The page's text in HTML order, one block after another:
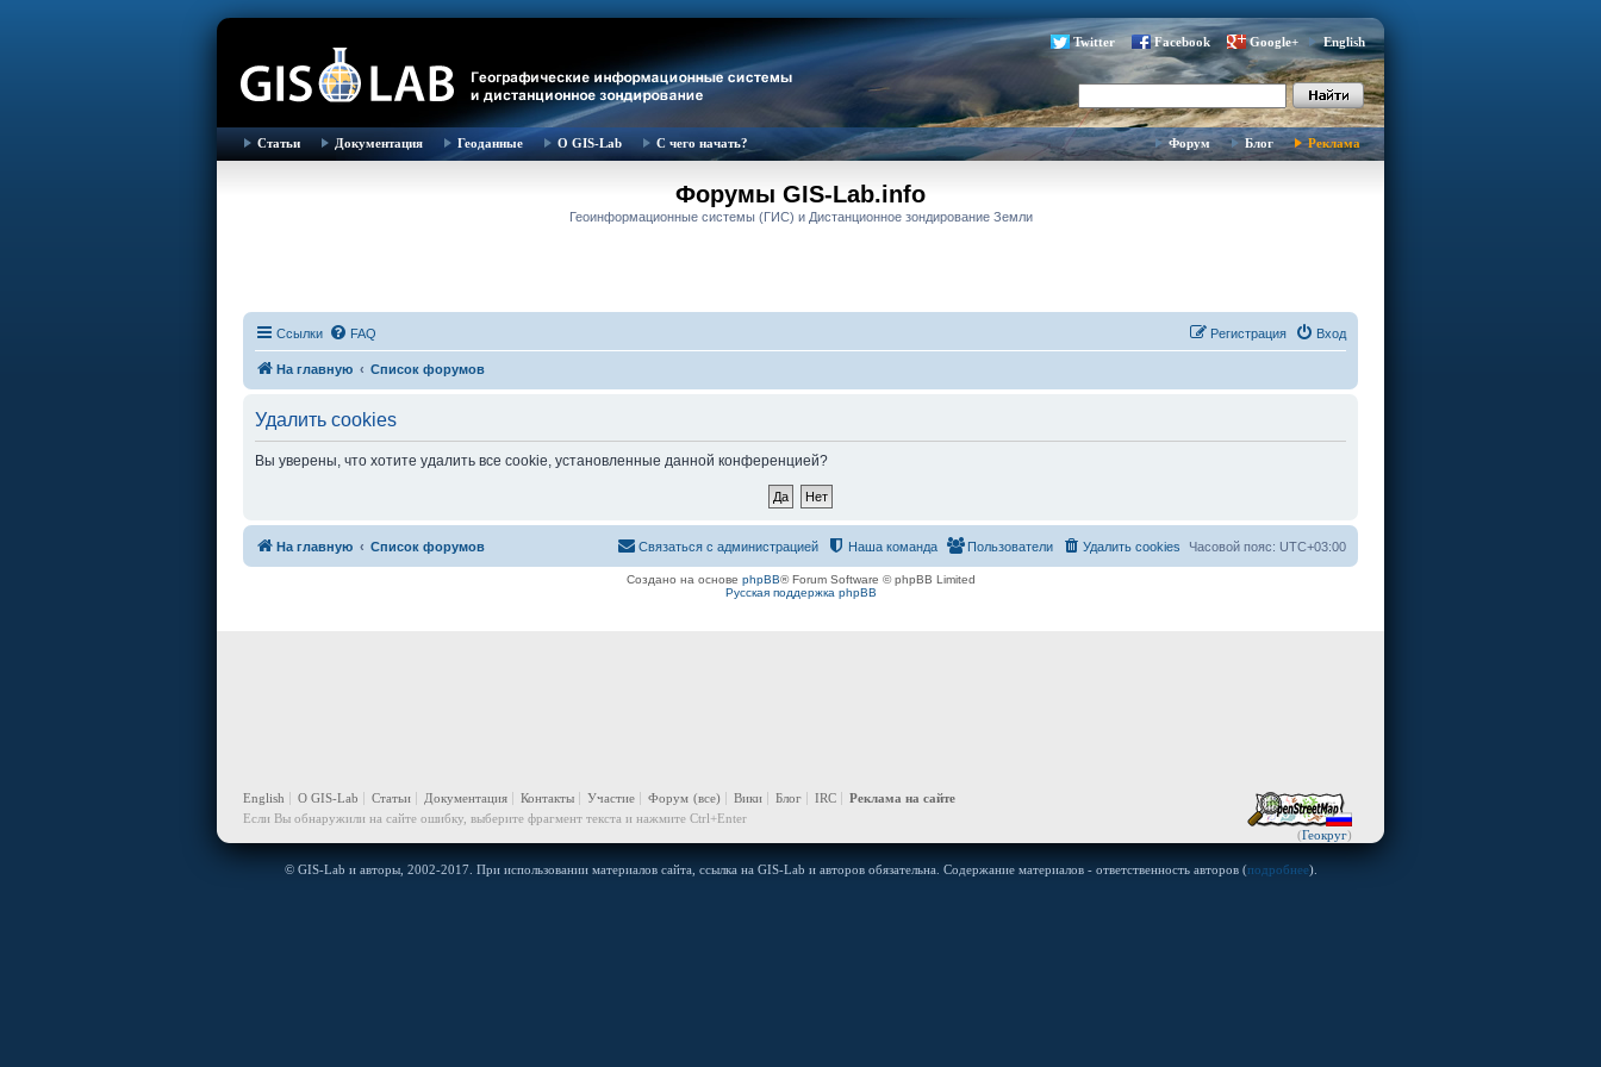
Twitter Facebook Google+ English
Статьи Документация Геоданные О GIS-Lab С чего начать? Форум Блог Реклама
Форумы GIS-Lab.info
Геоинформационные системы (ГИС) и Дистанционное зондирование Земли
Ссылки FAQ Вход
Регистрация
На главную Список форумов
Удалить cookies
Вы уверены, что хотите удалить все cookie, установленные данной конференцией?
На главную Список форумов Часовой пояс: UTC+03:00
Удалить cookies
Пользователи
Наша команда
Связаться с администрацией
Создано на основе phpBB® Forum Software © phpBB Limited
Русская поддержка phpBB
(Геокруг)
English О GIS-Lab Статьи Документация Контакты Участие Форум (все) Вики Блог IRC
Реклама на сайте
Если Вы обнаружили на сайте ошибку, выберите фрагмент текста и нажмите Ctrl+Enter
© GIS-Lab и авторы, 2002-2017. При использовании материалов сайта, ссылка на GIS-Lab и авторов обязательна. Содержание материалов - ответственность авторов (подробнее).